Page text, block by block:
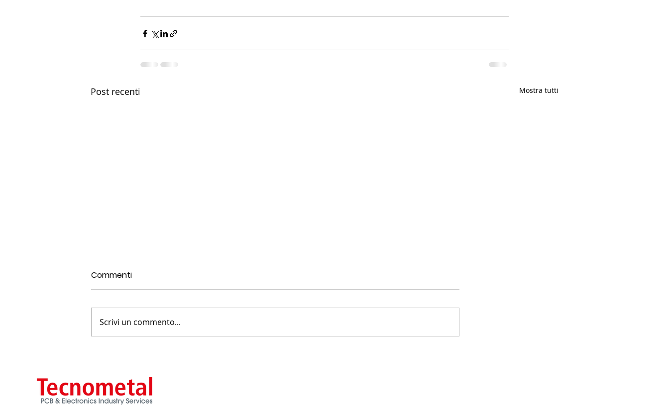
Post recenti Mostra tutti
FR4
La foratura del PCB
Commenti
Scrivi un commento...